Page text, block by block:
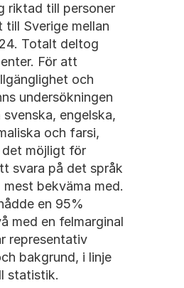
riktad till personer
till Sverige mellan
Totalt deltog
För att
och
undersökningen
engelska,
och farsi,
möjligt för
svara på det språk
bekväma med.
en 95%
med en felmarginal
representativ
bakgrund, i linje
statistik.